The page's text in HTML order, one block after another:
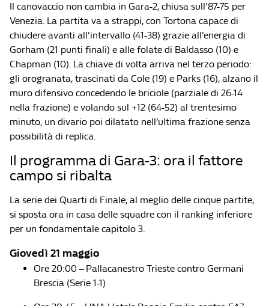
Il canovaccio non cambia in Gara-2, chiusa sull’87-75 per
Venezia. La partita va a strappi, con Tortona capace di
chiudere avanti all’intervallo (41-38) grazie all’energia di
Gorham (21 punti finali) e alle folate di Baldasso (10) e
Chapman (10). La chiave di volta arriva nel terzo periodo:
gli orogranata, trascinati da Cole (19) e Parks (16), alzano il
muro difensivo concedendo le briciole (parziale di 26-14
nella frazione) e volando sul +12 (64-52) al trentesimo
minuto, un divario poi dilatato nell’ultima frazione senza
possibilità di replica.
Il programma di Gara-3: ora il fattore
campo si ribalta
La serie dei Quarti di Finale, al meglio delle cinque partite,
si sposta ora in casa delle squadre con il ranking inferiore
per un fondamentale capitolo 3.
Giovedì 21 maggio
Ore 20:00 – Pallacanestro Trieste contro Germani
Brescia (Serie 1-1)